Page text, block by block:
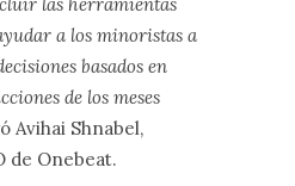
a los minoristas a
basados en
de los meses
Avihai Shnabel,
de Onebeat.